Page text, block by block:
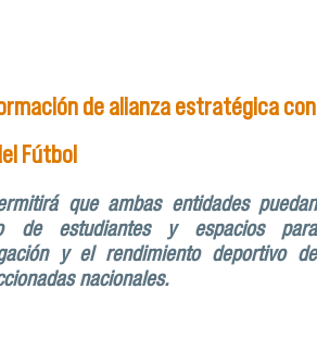
VIME de Pedagogía en Educación
de alianza estratégica con
Fútbol
que ambas entidades puedan
de estudiantes y espacios para
y el rendimiento deportivo de
nacionales.